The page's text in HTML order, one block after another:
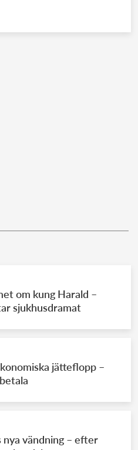
om kung Harald –
sjukhusdramat
jätteflopp –
vändning – efter